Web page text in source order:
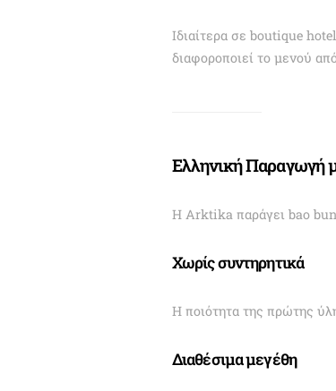
Ιδιαίτερα σε boutique
διαφοροποιεί το μενού
Ελληνική Παραγωγή
Η Arktika παράγει bao
Χωρίς συντηρητικά
Η ποιότητα της πρώτης
Διαθέσιμα μεγέθη